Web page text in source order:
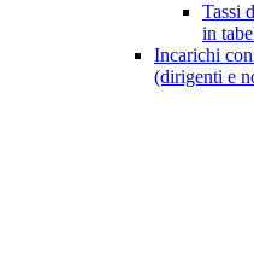
Tassi
in
Incarichi
(dirigenti e